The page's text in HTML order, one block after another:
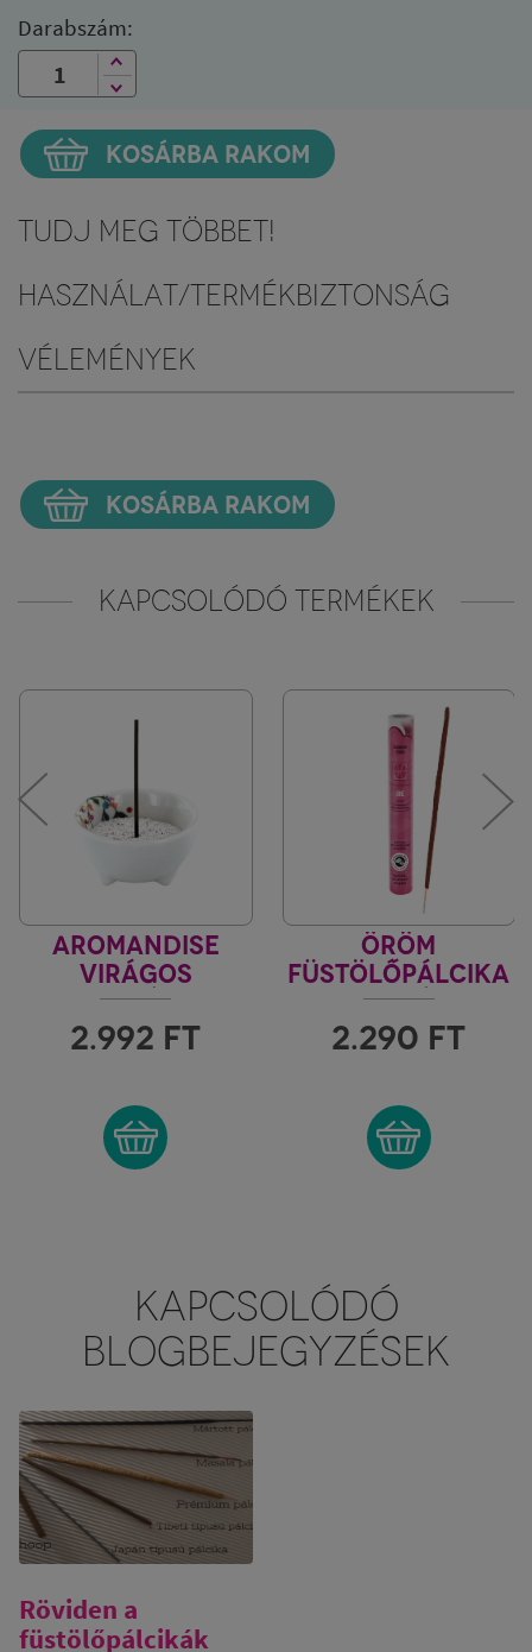
Darabszám:
KOSÁRBA RAKOM
Tudj meg többet!
Használat/Termékbiztonság
Vélemények
KOSÁRBA RAKOM
KAPCSOLÓDÓ TERMÉKEK
AROMANDISE
VIRÁGOS
FEHÉR
FÜSTÖLŐTARTÓ
2.992 FT
ÖRÖM
FÜSTÖLŐPÁLCIKA
AYURVÉDA
2.290 FT
KAPCSOLÓDÓ
BLOGBEJEGYZÉSEK
Röviden a
füstölőpálcikák